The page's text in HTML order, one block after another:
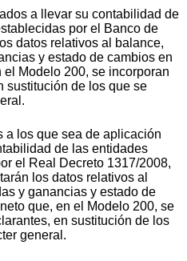
a llevar su contabilidad de
por el Banco de
datos relativos al balance,
y estado de cambios en
Modelo 200, se incorporan
sustitución de los que se
a los que sea de aplicación
de las entidades
el Real Decreto 1317/2008,
los datos relativos al
y ganancias y estado de
que, en el Modelo 200, se
en sustitución de los
general.